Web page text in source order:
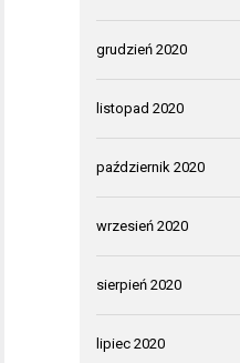
grudzień 2020
listopad 2020
październik 2020
wrzesień 2020
sierpień 2020
lipiec 2020